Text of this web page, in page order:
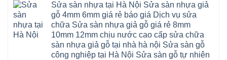
đức
Hoài
Đồng
Thanh
Thượng
Phúc
Thường
nhựa
nhựa
composite
glotex
4mm
nhiêu
Sửa sàn nhựa tại Hà Nội Sửa sàn nhựa giả
gỗ 4mm 6mm giá rẻ báo giá Dịch vụ sửa
chữa Sửa sàn nhựa giả gỗ giá rẻ 8mm
10mm 12mm chịu nước cao cấp sửa chữa
sàn nhựa giả gỗ tại nhà hà nội Sửa sàn gỗ
công nghiệp tại Hà Nội Sửa sàn gỗ tự nhiên